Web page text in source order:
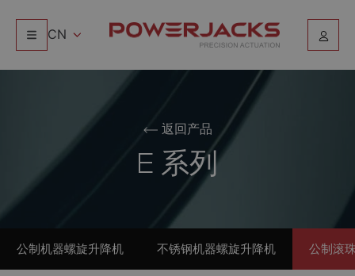
CN
返回产品
E 系列
公制机器螺旋升降机 不锈钢机器螺旋升降机 公制滚